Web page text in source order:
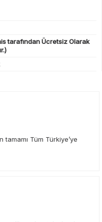
tarafından Ücretsiz Olarak
tamamı Tüm Türkiye’ye